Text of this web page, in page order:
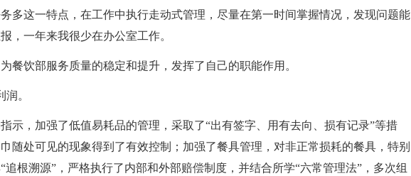
多这一特点，在工作中执行走动式管理，尽量在第一时间掌握情况，发现问题能
，一年来我很少在办公室工作。
餐饮部服务质量的稳定和提升，发挥了自己的职能作用。
。
示，加强了低值易耗品的管理，采取了“出有签字、用有去向、损有记录”等措
随处可见的现象得到了有效控制；加强了餐具管理，对非正常损耗的餐具，特别
追根溯源”，严格执行了内部和外部赔偿制度，并结合所学“六常管理法”，多次组